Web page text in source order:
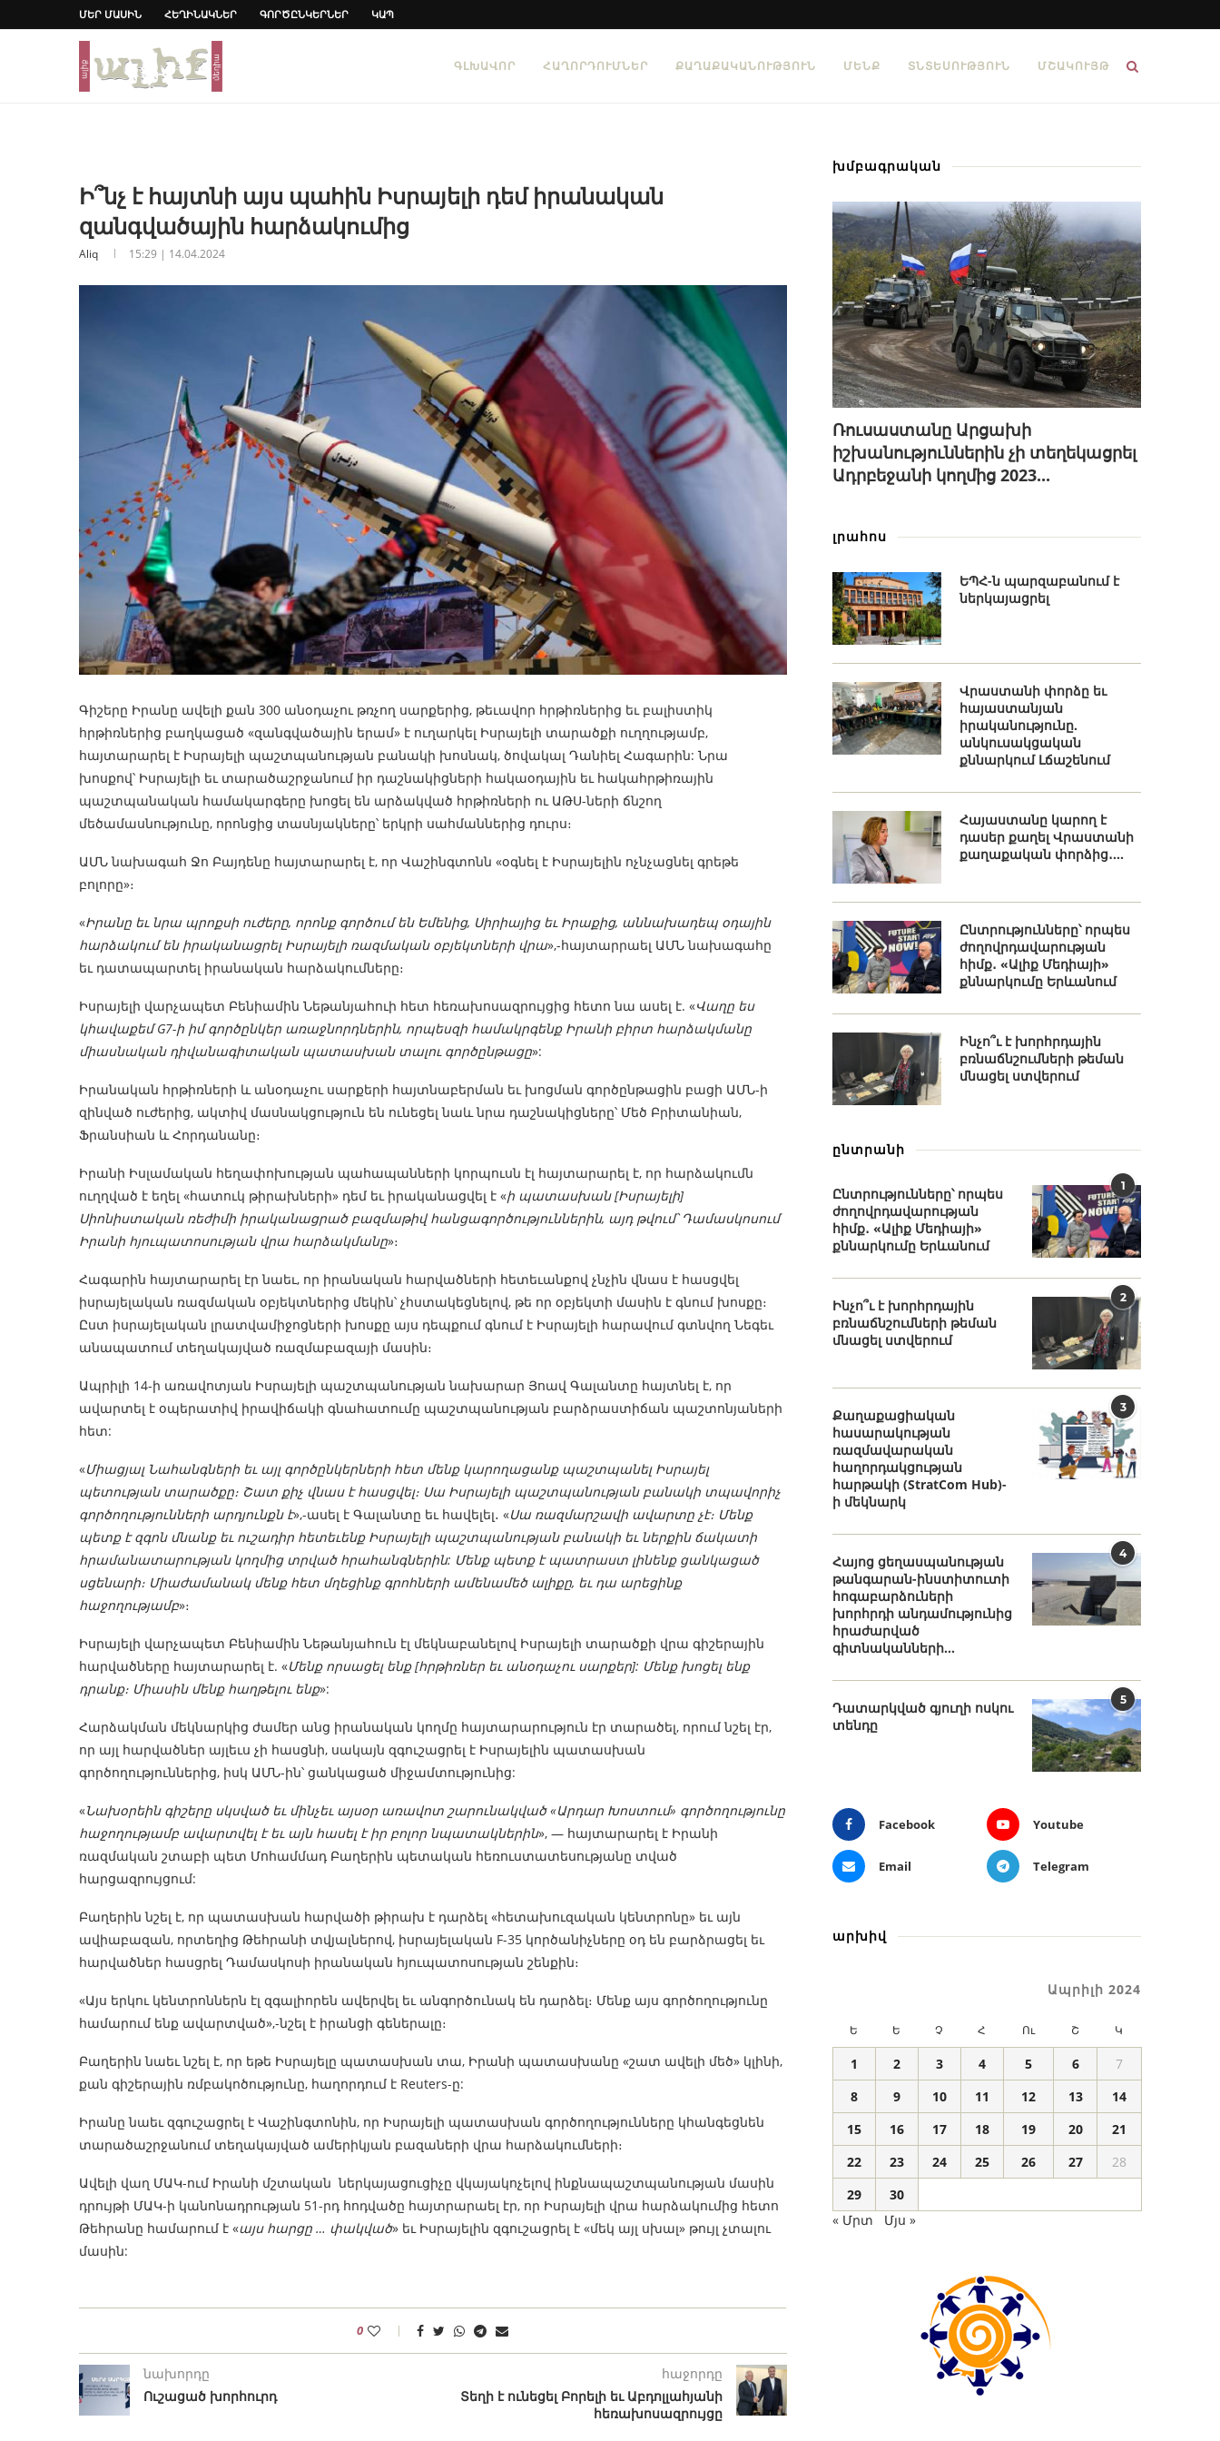
ՄԵՐ ՄԱՍԻՆ ՀԵՂԻՆԱԿՆԵՐ ԳՈՐԾԸՆԿԵՐՆԵՐ ԿԱՊ
ԳԼԽԱՎՈՐ ՀԱՂՈՐԴՈՒՄՆԵՐ ՔԱՂԱՔԱԿԱՆՈՒԹՅՈՒՆ ՄԵՆՔ ՏՆՏԵՍՈՒԹՅՈՒՆ ՄՇԱԿՈՒՅԹ
Ի՞նչ է հայտնի այս պահին Իսրայելի դեմ իրանական
զանգվածային հարձակումից
Aliq 15:29 | 14.04.2024
Գիշերը Իրանը ավելի քան 300 անօդաչու թռչող սարքերից, թեւավոր հրթիռներից եւ բալիստիկ
հրթիռներից բաղկացած «զանգվածային երամ» է ուղարկել Իսրայելի տարածքի ուղղությամբ,
հայտարարել է Իսրայելի պաշտպանության բանակի խոսնակ, ծովակալ Դանիել Հագարին: Նրա
խոսքով՝ Իսրայելի եւ տարածաշրջանում իր դաշնակիցների հակաօդային եւ հակահրթիռային
պաշտպանական համակարգերը խոցել են արձակված հրթիռների ու ԱԹՍ-ների ճնշող
մեծամասնությունը, որոնցից տասնյակները՝ երկրի սահմաններից դուրս։
ԱՄՆ նախագահ Ջո Բայդենը հայտարարել է, որ Վաշինգտոնն «օգնել է Իսրայելին ոչնչացնել գրեթե
բոլորը»։
«Իրանը եւ նրա պրոքսի ուժերը, որոնք գործում են Եմենից, Սիրիայից եւ Իրաքից, աննախադեպ օդային
հարձակում են իրականացրել Իսրայելի ռազմական օբյեկտների վրա»,-հայտարրաել ԱՄՆ նախագահը
եւ դատապարտել իրանական հարձակումները։
Իսրայելի վարչապետ Բենիամին Նեթանյահուի հետ հեռախոսազրույցից հետո նա ասել է. «Վաղը ես
կհավաքեմ G7-ի իմ գործընկեր առաջնորդներին, որպեսզի համակրգենք Իրանի բիրտ հարձակմանը
միասնական դիվանագիտական պատասխան տալու գործընթացը»:
Իրանական հրթիռների և անօդաչու սարքերի հայտնաբերման եւ խոցման գործընթացին բացի ԱՄՆ-ի
զինված ուժերից, ակտիվ մասնակցություն են ունեցել նաև նրա դաշնակիցները՝ Մեծ Բրիտանիան,
Ֆրանսիան և Հորդանանը։
Իրանի Իսլամական հեղափոխության պահապանների կորպուսն էլ հայտարարել է, որ հարձակումն
ուղղված է եղել «հատուկ թիրախների» դեմ եւ իրականացվել է «ի պատասխան [Իսրայելի]
Սիոնիստական ռեժիմի իրականացրած բազմաթիվ հանցագործություններին, այդ թվում՝ Դամասկոսում
Իրանի հյուպատոսության վրա հարձակմանը»։
Հագարին հայտարարել էր նաեւ, որ իրանական հարվածների հետեւանքով չնչին վնաս է հասցվել
իսրայելական ռազմական օբյեկտներից մեկին՝ չհստակեցնելով, թե որ օբյեկտի մասին է գնում խոսքը։
Ըստ իսրայելական լրատվամիջոցների խոսքը այս դեպքում գնում է Իսրայելի հարավում գտնվող Նեգեւ
անապատում տեղակայված ռազմաբազայի մասին։
Ապրիլի 14-ի առավոտյան Իսրայելի պաշտպանության նախարար Յոավ Գալանտը հայտնել է, որ
ավարտել է օպերատիվ իրավիճակի գնահատումը պաշտպանության բարձրաստիճան պաշտոնյաների
հետ:
«Միացյալ Նահանգների եւ այլ գործընկերների հետ մենք կարողացանք պաշտպանել Իսրայել
պետության տարածքը։ Շատ քիչ վնաս է հասցվել։ Սա Իսրայելի պաշտպանության բանակի տպավորիչ
գործողությունների արդյունքն է»,-ասել է Գալանտը եւ հավելել․ «Սա ռազմարշավի ավարտը չէ։ Մենք
պետք է զգոն մնանք եւ ուշադիր հետեւենք Իսրայելի պաշտպանության բանակի եւ ներքին ճակատի
հրամանատարության կողմից տրված հրահանգներին: Մենք պետք է պատրաստ լինենք ցանկացած
սցենարի։ Միաժամանակ մենք հետ մղեցինք գրոհների ամենամեծ ալիքը, եւ դա արեցինք
հաջողությամբ»։
Իսրայելի վարչապետ Բենիամին Նեթանյահուն էլ մեկնաբանելով Իսրայելի տարածքի վրա գիշերային
հարվածները հայտարարել է. «Մենք որսացել ենք [հրթիռներ եւ անօդաչու սարքեր]: Մենք խոցել ենք
դրանք։ Միասին մենք հաղթելու ենք»:
Հարձակման մեկնարկից ժամեր անց իրանական կողմը հայտարարություն էր տարածել, որում նշել էր,
որ այլ հարվածներ այլեւս չի հասցնի, սակայն զգուշացրել է Իսրայելին պատասխան
գործողություններից, իսկ ԱՄՆ-ին՝ ցանկացած միջամտությունից:
«Նախօրեին գիշերը սկսված եւ մինչեւ այսօր առավոտ շարունակված «Արդար Խոստում» գործողությունը
հաջողությամբ ավարտվել է եւ այն հասել է իր բոլոր նպատակներին», — հայտարարել է Իրանի
ռազմական շտաբի պետ Մոհամմադ Բաղերին պետական ​​հեռուստատեսությանը տված
հարցազրույցում:
Բաղերին նշել է, որ պատասխան հարվածի թիրախ է դարձել «հետախուզական կենտրոնը» եւ այն
ավիաբազան, որտեղից Թեհրանի տվյալներով, իսրայելական F-35 կործանիչները օդ են բարձրացել եւ
հարվածներ հասցրել Դամասկոսի իրանական հյուպատոսության շենքին։
«Այս երկու կենտրոններն էլ զգալիորեն ավերվել եւ անգործունակ են դարձել։ Մենք այս գործողությունը
համարում ենք ավարտված»,-նշել է իրանցի գեներալը։
Բաղերին նաեւ նշել է, որ եթե Իսրայելը պատասխան տա, Իրանի պատասխանը «շատ ավելի մեծ» կլինի,
քան գիշերային ռմբակոծությունը, հաղորդում է Reuters-ը:
Իրանը նաեւ զգուշացրել է Վաշինգտոնին, որ Իսրայելի պատասխան գործողությունները կհանգեցնեն
տարածաշրջանում տեղակայված ամերիկյան բազաների վրա հարձակումների։
Ավելի վաղ ՄԱԿ-ում Իրանի մշտական ներկայացուցիչը վկայակոչելով ինքնապաշտպանության մասին
դրույթի ՄԱԿ-ի կանոնադրության 51-րդ հոդվածը հայտրարաել էր, որ Իսրայելի վրա հարձակումից հետո
Թեհրանը համարում է «այս հարցը … փակված» եւ Իսրայելին զգուշացրել է «մեկ այլ սխալ» թույլ չտալու
մասին:
0
նախորդը
Ուշացած խորհուրդ
հաջորդը
Տեղի է ունեցել Բորելի եւ Աբդոլլահյանի
հեռախոսազրույցը
խմբագրական
Ռուսաստանը Արցախի
իշխանություններին չի տեղեկացրել
Ադրբեջանի կողմից 2023...
լրահոս
ԵՊՀ-ն պարզաբանում է
ներկայացրել
Վրաստանի փորձը եւ
հայաստանյան
իրականությունը.
անկուսակցական
քննարկում Լճաշենում
Հայաստանը կարող է
դասեր քաղել Վրաստանի
քաղաքական փորձից․...
Ընտրությունները՝ որպես
ժողովրդավարության
հիմք․ «Ալիք Մեդիայի»
քննարկումը Երևանում
Ինչո՞ւ է խորհրդային
բռնաճնշումների թեման
մնացել ստվերում
ընտրանի
1
Ընտրությունները՝ որպես
ժողովրդավարության
հիմք․ «Ալիք Մեդիայի»
քննարկումը Երևանում
2
Ինչո՞ւ է խորհրդային
բռնաճնշումների թեման
մնացել ստվերում
3
Քաղաքացիական
հասարակության
ռազմավարական
հաղորդակցության
հարթակի (StratCom Hub)-
ի մեկնարկ
4
Հայոց ցեղասպանության
թանգարան-ինստիտուտի
հոգաբարձուների
խորհրդի անդամությունից
հրաժարված
գիտնականների...
5
Դատարկված գյուղի ոսկու
տենդը
Facebook Youtube
Email Telegram
արխիվ
Ապրիլի 2024
Ե Ե Չ Հ Ու Շ Կ
1 2 3 4 5 6
7
8
9 10 11 12 13
14
15
16 17 18 19 20
21
22
23 24 25 26 27
28
29
30
« Մրտ
Մյս »